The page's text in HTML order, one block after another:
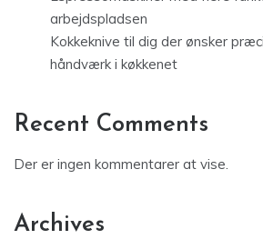
arbejdspladsen
Kokkeknive til dig der ønsker
håndværk i køkkenet
Recent Comments
Der er ingen kommentarer at vise.
Archives